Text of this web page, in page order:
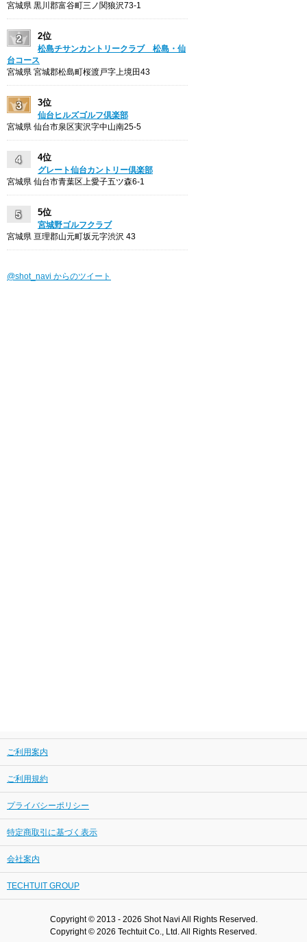
宮城県 黒川郡富谷町三ノ関狼沢73-1
2位
松島チサンカントリークラブ 松島・仙
台コース
宮城県 宮城郡松島町桜渡戸字上境田43
3位
仙台ヒルズゴルフ倶楽部
宮城県 仙台市泉区実沢字中山南25-5
4位
グレート仙台カントリー倶楽部
宮城県 仙台市青葉区上愛子五ツ森6-1
5位
宮城野ゴルフクラブ
宮城県 亘理郡山元町坂元字渋沢 43
@shot_navi からのツイート
ご利用案内
ご利用規約
プライバシーポリシー
特定商取引に基づく表示
会社案内
TECHTUIT GROUP
Copyright © 2013 - 2026 Shot Navi All Rights Reserved.
Copyright © 2026 Techtuit Co., Ltd. All Rights Reserved.